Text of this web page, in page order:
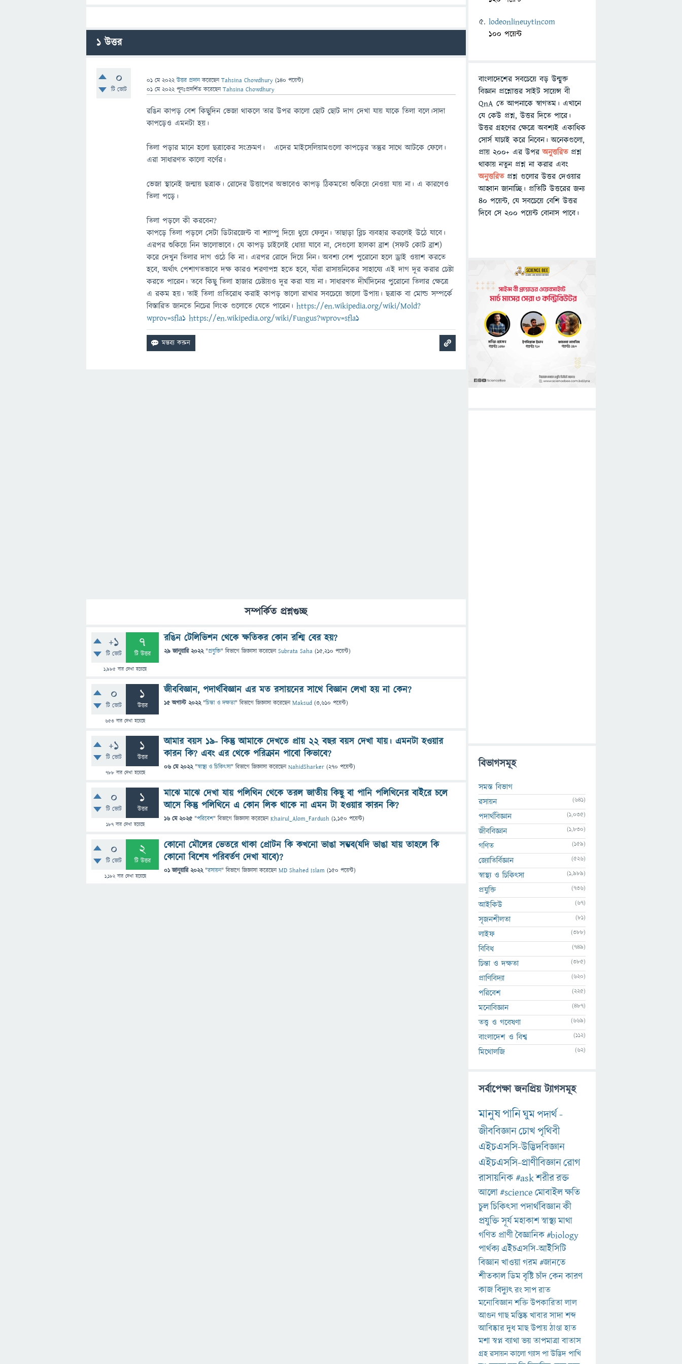
1উত্তর
0
টি ভোট
01 মে 2022 উত্তর প্রদান করেছেনTahsina Chowdhury (140 পয়েন্ট)
01 মে 2022 পূনঃপ্রদর্শিত করেছেনTahsina Chowdhury
রঙিন কাপড় বেশ কিছুদিন ভেজা থাকলে তার উপর কালো ছোট ছোট দাগ দেখা যায় যাকে তিলা বলে।সাদা
কাপড়েও এমনটা হয়।
তিলা পড়ার মানে হলো ছত্রাকের সংক্রমণ। এদের মাইসেলিয়ামগুলো কাপড়ের তন্তুর সাথে আটকে ফেলে।
এরা সাধারণত কালো বর্ণের।
ভেজা স্থানেই জন্মায় ছত্রাক। রোদের উত্তাপের অভাবেও কাপড় ঠিকমতো শুকিয়ে নেওয়া যায় না। এ কারণেও
তিলা পড়ে।
তিলা পড়লে কী করবেন?
কাপড়ে তিলা পড়লে সেটা ডিটারজেন্ট বা শ্যাম্পু দিয়ে ধুয়ে ফেলুন। তাছাড়া ব্লিচ ব্যবহার করলেই উঠে যাবে।
এরপর শুকিয়ে নিন ভালোভাবে। যে কাপড় চাইলেই ধোয়া যাবে না, সেগুলো হালকা ব্রাশ (সফট কোট ব্রাশ)
করে দেখুন তিলার দাগ ওঠে কি না। এরপর রোদে দিয়ে নিন। অবশ্য বেশ পুরোনো হলে ড্রাই ওয়াশ করতে
হবে, অর্থাৎ পেশাগতভাবে দক্ষ কারও শরণাপন্ন হতে হবে, যাঁরা রাসায়নিকের সাহায্যে এই দাগ দূর করার চেষ্টা
করতে পারেন। তবে কিছু তিলা হাজার চেষ্টায়ও দূর করা যায় না। সাধারণত দীর্ঘদিনের পুরোনো তিলার ক্ষেত্রে
এ রকম হয়। তাই তিলা প্রতিরোধ করাই কাপড় ভালো রাখার সবচেয়ে ভালো উপায়। ছত্রাক বা মোল্ড সম্পর্কে
বিস্তারিত জানতে নিচের লিংক গুলোতে যেতে পারেন।https://en.wikipedia.org/wiki/Mold?
wprov=sfla1 https://en.wikipedia.org/wiki/Fungus?wprov=sfla1
সম্পর্কিত প্রশ্নগুচ্ছ
+1
টি ভোট
7
টি উত্তর
1,985 বার দেখা হয়েছে
রঙিন টেলিভিশন থেকে ক্ষতিকর কোন রশ্মি বের হয়?
29 জানুয়ারি 2022 "প্রযুক্তি" বিভাগে জিজ্ঞাসাকরেছেনSubrata Saha (15,210 পয়েন্ট)
0
টি ভোট
1
উত্তর
653 বার দেখা হয়েছে
জীববিজ্ঞান, পদার্থবিজ্ঞান এর মত রসায়নের সাথে বিজ্ঞান লেখা হয় না কেন?
15 অগাস্ট 2022 "চিন্তা ও দক্ষতা" বিভাগে জিজ্ঞাসাকরেছেনMaksud (3,610 পয়েন্ট)
+1
টি ভোট
1
উত্তর
788বার দেখা হয়েছে
আমার বয়স ১৯- কিন্তু আমাকে দেখতে প্রায় ২২ বছর বয়স দেখা যায়। এমনটা হওয়ার
কারন কি? এবং এর থেকে পরিক্রান পাবো কিভাবে?
06 মে 2022 "স্বাস্থ্য ও চিকিৎসা" বিভাগে জিজ্ঞাসাকরেছেনNahidSharker (270 পয়েন্ট)
0
টি ভোট
1
উত্তর
187বার দেখা হয়েছে
মাঝে মাঝে দেখা যায় পলিথিন থেকে তরল জাতীয় কিছু বা পানি পলিথিনের বাইরে চলে
আসে কিন্তু পলিথিনে এ কোন লিক থাকে না এমন টা হওয়ার কারন কি?
16 মে 2025 "পরিবেশ" বিভাগে জিজ্ঞাসাকরেছেনKhairul_Alom_Fardush (1,150 পয়েন্ট)
0
টি ভোট
2
টি উত্তর
1,182বার দেখা হয়েছে
কোনো মৌলের ভেতরে থাকা প্রোটন কি কখনো ভাঙা সম্ভব(যদি ভাঙা যায় তাহলে কি
কোনো বিশেষ পরিবর্তণ দেখা যাবে)?
01 জানুয়ারি 2022 "রসায়ন" বিভাগে জিজ্ঞাসাকরেছেনMD Shahed Islam (150 পয়েন্ট)
lodeonlineuytincom
100 পয়েন্ট
বাংলাদেশের সবচেয়ে বড় উন্মুক্ত
বিজ্ঞান প্রশ্নোত্তর সাইট সায়েন্স বী
QnA তে আপনাকে স্বাগতম। এখানে
যে কেউ প্রশ্ন, উত্তর দিতে পারে।
উত্তর গ্রহণের ক্ষেত্রে অবশ্যই একাধিক
সোর্স যাচাই করে নিবেন। অনেকগুলো,
প্রায় ২০০+ এর উপরঅনুত্তরিতপ্রশ্ন
থাকায় নতুন প্রশ্ন না করার এবং
অনুত্তরিত প্রশ্ন গুলোর উত্তর দেওয়ার
আহ্বান জানাচ্ছি। প্রতিটি উত্তরের জন্য
৪০ পয়েন্ট, যে সবচেয়ে বেশি উত্তর
দিবে সে ২০০ পয়েন্ট বোনাস পাবে।
বিভাগসমূহ
সমস্ত বিভাগ
রসায়ন
(641)
পদার্থবিজ্ঞান (1,035)
জীববিজ্ঞান (1,830)
গণিত (159)
জ্যোতির্বিজ্ঞান (526)
স্বাস্থ্য ও চিকিৎসা (1,989)
প্রযুক্তি (736)
আইকিউ (67)
সৃজনশীলতা (81)
লাইফ (388)
বিবিধ (749)
চিন্তা ও দক্ষতা (385)
প্রাণিবিদ্যা (620)
পরিবেশ (225)
মনোবিজ্ঞান (487)
তত্ত্ব ও গবেষণা (669)
বাংলাদেশ ও বিশ্ব (112)
মিথোলজি (62)
সর্বাপেক্ষা জনপ্রিয় ট্যাগসমূহ
মানুষপানিঘুমপদার্থ-
জীববিজ্ঞানচোখপৃথিবী
এইচএসসি-উদ্ভিদবিজ্ঞান
এইচএসসি-প্রাণীবিজ্ঞানরোগ
রাসায়নিক#askশরীররক্ত
আলো#scienceমোবাইলক্ষতি
চুলচিকিৎসাপদার্থবিজ্ঞানকী
প্রযুক্তিসূর্যমহাকাশস্বাস্থ্যমাথা
গণিত প্রাণীবৈজ্ঞানিক#biology
পার্থক্য এইচএসসি-আইসিটি
বিজ্ঞানখাওয়াগরম#জানতে
শীতকালডিমবৃষ্টিচাঁদকেনকারণ
কাজবিদ্যুৎরংসাপরাত
মনোবিজ্ঞানশক্তিউপকারিতালাল
আগুনগাছমস্তিষ্কখাবারসাদাশব্দ
আবিষ্কারদুধমাছউপায়ঠাণ্ডাহাত
মশাস্বপ্নব্যাথাভয়তাপমাত্রাবাতাস
গ্রহরসায়নকালোগ্যাসপাউদ্ভিদপাখি